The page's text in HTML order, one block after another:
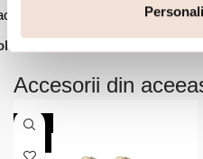
cu aur
Cercei statement,
Accesorii din
-20%